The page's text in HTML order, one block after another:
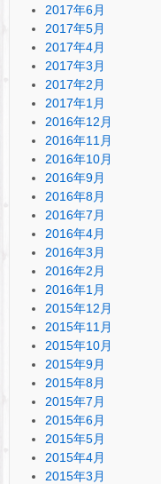
2017年6月
2017年5月
2017年4月
2017年3月
2017年2月
2017年1月
2016年12月
2016年11月
2016年10月
2016年9月
2016年8月
2016年7月
2016年4月
2016年3月
2016年2月
2016年1月
2015年12月
2015年11月
2015年10月
2015年9月
2015年8月
2015年7月
2015年6月
2015年5月
2015年4月
2015年3月